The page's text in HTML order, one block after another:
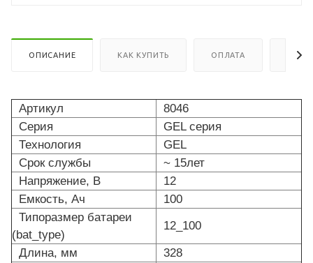
ОПИСАНИЕ КАК КУПИТЬ ОПЛАТА
Артикул
8046
Серия
GEL серия
Технология
GEL
Cрок службы
~ 15лет
Напряжение, В
12
Емкость, Ач
100
Типоразмер батареи
(bat_type)
12_100
Длина, мм
328